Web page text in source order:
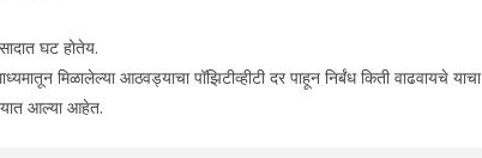
घट होतेय.
मिळालेल्या आठवड्याचा पॉझिटीव्हीटी दर पाहून निर्बंध किती वाढवायचे याचा
आल्या आहेत.